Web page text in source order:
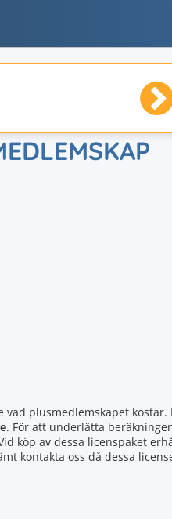
plusmedlemskapet kostar.
. För att underlätta
köp av dessa licenspaket
kontakta oss då dessa